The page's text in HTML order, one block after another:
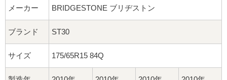
ショート袋ナット
スチール鉄ホイール
持ち込み交換工賃
メーカー BRIDGESTONE ブリヂストン
ブランド ST30
サイズ 175/65R15 84Q